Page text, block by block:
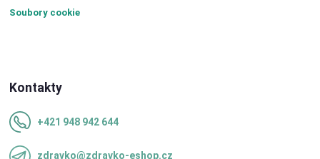
Soubory cookie
Kontakty
+421 948 942 644
zdravko@zdravko-eshop.cz